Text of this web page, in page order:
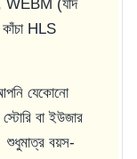
WEBM (যদি
HLS
যেকোনো
বা ইউজার
শুধুমাত্র বয়স-